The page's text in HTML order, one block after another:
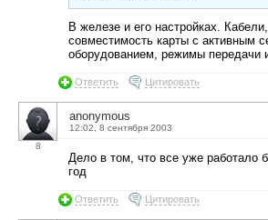
В железе и его настройках. Кабели,
совместимость карты с активным
оборудованием, режимы передачи
Ответить Цитировать
8
anonymous
12:02, 8 сентября 2003
Дело в том, что все уже работало
год
Ответить Цитировать